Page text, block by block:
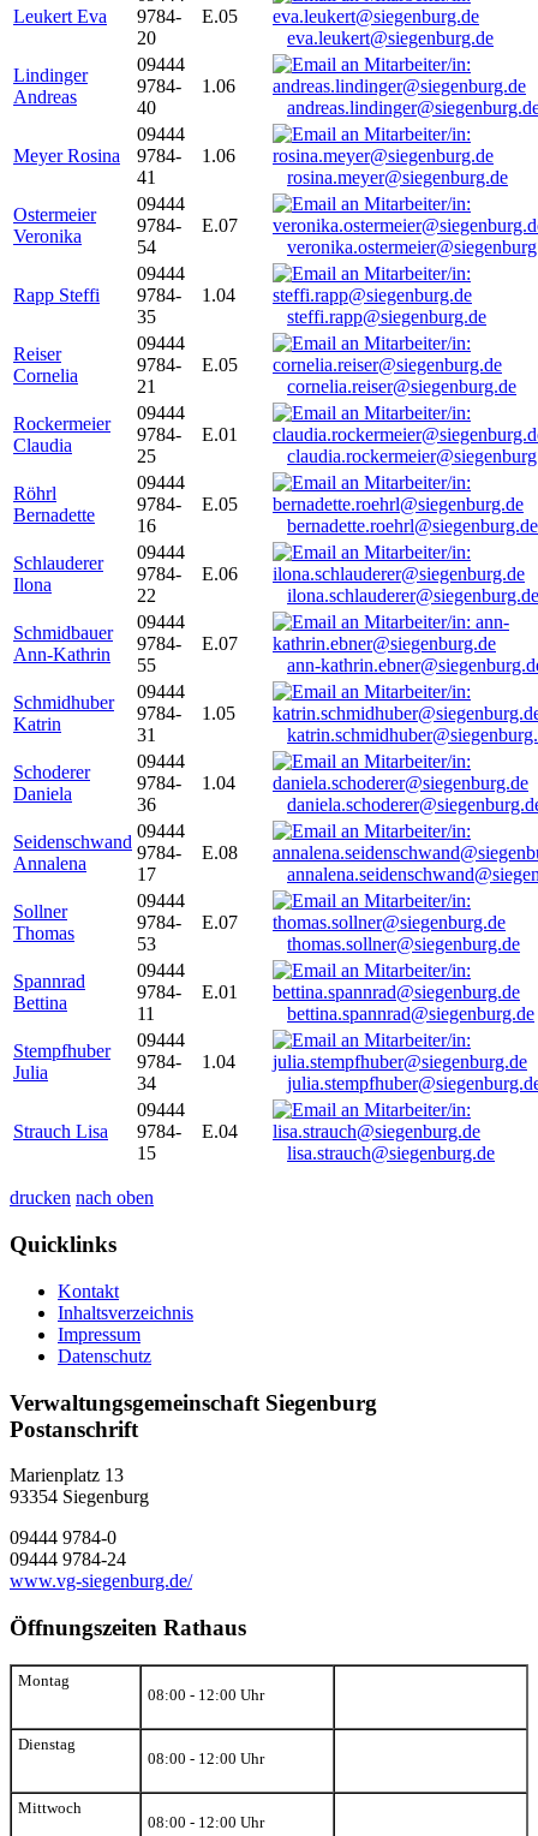
Leukert Eva
9784-
20
E.05
eva.leukert@siegenburg.de
Lindinger
Andreas
09444
9784-
40
1.06
Meyer Rosina
09444
9784-
41
1.06
rosina.meyer@siegenburg.de
Ostermeier
Veronika
09444
9784-
54
E.07
Rapp Steffi
09444
9784-
35
1.04
steffi.rapp@siegenburg.de
Reiser
Cornelia
09444
9784-
21
E.05
cornelia.reiser@siegenburg.de
Rockermeier
Claudia
09444
9784-
25
E.01
Röhrl
Bernadette
09444
9784-
16
E.05
bernadette.roehrl@siegenburg.de
Schlauderer
Ilona
09444
9784-
22
E.06
ilona.schlauderer@siegenburg.de
Schmidbauer
Ann-Kathrin
09444
9784-
55
E.07
ann-
Schmidhuber
Katrin
09444
9784-
31
1.05
Schoderer
Daniela
09444
9784-
36
1.04
Seidenschwand
Annalena
09444
9784-
17
E.08
Sollner
Thomas
09444
9784-
53
E.07
thomas.sollner@siegenburg.de
Spannrad
Bettina
09444
9784-
11
E.01
bettina.spannrad@siegenburg.de
Stempfhuber
Julia
09444
9784-
34
1.04
Strauch Lisa
09444
9784-
15
E.04
lisa.strauch@siegenburg.de
drucken nach oben
Quicklinks
Kontakt
Inhaltsverzeichnis
Impressum
Datenschutz
Verwaltungsgemeinschaft Siegenburg
Postanschrift
Marienplatz 13
93354 Siegenburg
09444 9784-0
09444 9784-24
www.vg-siegenburg.de/
Öffnungszeiten Rathaus
Montag
08:00 - 12:00 Uhr
Dienstag
08:00 - 12:00 Uhr
Mittwoch
08:00 - 12:00 Uhr